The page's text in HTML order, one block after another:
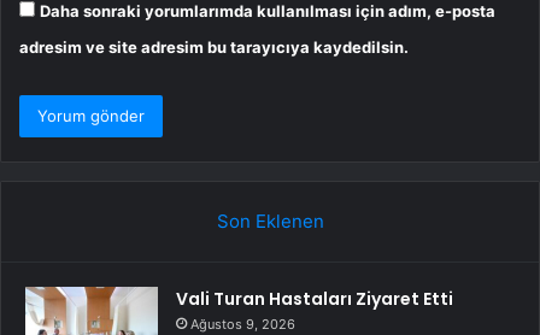
Daha sonraki yorumlarımda kullanılması için adım, e-posta
adresim ve site adresim bu tarayıcıya kaydedilsin.
Son Eklenen
Vali Turan Hastaları Ziyaret Etti
Ağustos 9, 2026